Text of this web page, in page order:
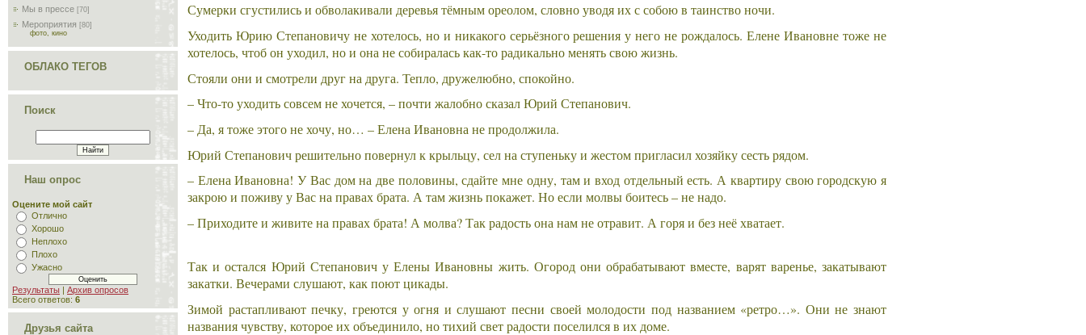
Мы в прессе [70]
Мероприятия [80]
фото, кино
ОБЛАКО ТЕГОВ
Поиск
Наш опрос
Оцените мой сайт
Отлично
Хорошо
Неплохо
Плохо
Ужасно
Результаты | Архив опросов
Всего ответов: 6
Друзья сайта
Сумерки сгустились и обволакивали деревья тёмным ореолом, словно уводя их с собою в таинство ночи.
Уходить Юрию Степановичу не хотелось, но и никакого серьёзного решения у него не рождалось. Елене Ивановне тоже не
хотелось, чтоб он уходил, но и она не собиралась как-то радикально менять свою жизнь.
Стояли они и смотрели друг на друга. Тепло, дружелюбно, спокойно.
– Что-то уходить совсем не хочется, – почти жалобно сказал Юрий Степанович.
– Да, я тоже этого не хочу, но… – Елена Ивановна не продолжила.
Юрий Степанович решительно повернул к крыльцу, сел на ступеньку и жестом пригласил хозяйку сесть рядом.
– Елена Ивановна! У Вас дом на две половины, сдайте мне одну, там и вход отдельный есть. А квартиру свою городскую я
закрою и поживу у Вас на правах брата. А там жизнь покажет. Но если молвы боитесь – не надо.
– Приходите и живите на правах брата! А молва? Так радость она нам не отравит. А горя и без неё хватает.
Так и остался Юрий Степанович у Елены Ивановны жить. Огород они обрабатывают вместе, варят варенье, закатывают
закатки. Вечерами слушают, как поют цикады.
Зимой растапливают печку, греются у огня и слушают песни своей молодости под названием «ретро…». Они не знают
названия чувству, которое их объединило, но тихий свет радости поселился в их доме.